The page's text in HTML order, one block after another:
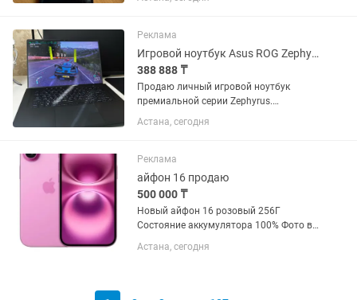
Face ID, камеры, динамики, микрофон и
Реклама
Игровой ноутбук Asus ROG Zephyrus M16 [2021]
388 888 ₸
Продаю личный игровой ноутбук
премиальной серии Zephyrus.
Покупался в конце 2021 года.
Последние два года практически не
стационарный ПК. Ноутбук полностью
обслужен,...
Астана, сегодня
Реклама
айфон 16 продаю
500 000 ₸
Новый айфон 16 розовый 256Г
Состояние аккумулятора 100% Фото в
июне, но позже подарили 17 pro,
Астана, сегодня